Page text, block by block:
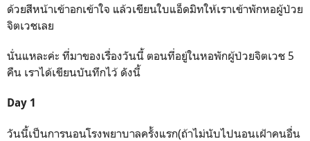
ด้วยสีหน้าเข้าอกเข้าใจ แล้วเขียนใบแอ็ดมิทให้เราเข้าพักหอผู้ป่วย
จิตเวชเลย
นั่นแหละค่ะ ที่มาของเรื่องวันนี้ ตอนที่อยู่ในหอพักผู้ป่วยจิตเวช 5
คืน เราได้เขียนบันทึกไว้ ดังนี้
Day 1
วันนี้เป็นการนอนโรงพยาบาลครั้งแรก(ถ้าไม่นับไปนอนเฝ้าคนอื่น